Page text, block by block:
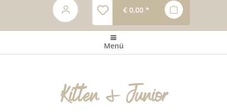
€ 0,00 *
Menü
Kitten & Junior